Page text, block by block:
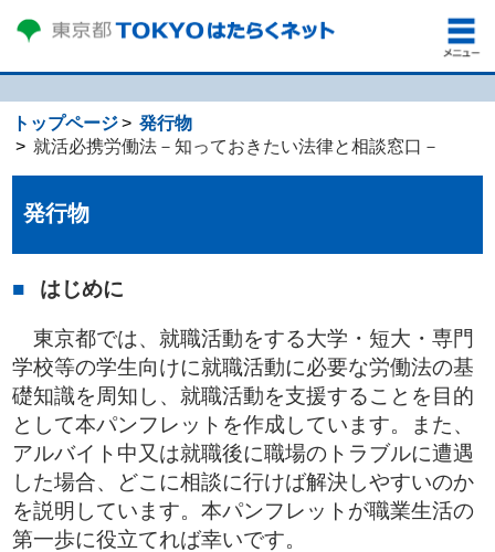
トップページ
発行物
就活必携労働法－知っておきたい法律と相談窓口－
発行物
はじめに
東京都では、就職活動をする大学・短大・専門
学校等の学生向けに就職活動に必要な労働法の基
礎知識を周知し、就職活動を支援することを目的
として本パンフレットを作成しています。また、
アルバイト中又は就職後に職場のトラブルに遭遇
した場合、どこに相談に行けば解決しやすいのか
を説明しています。本パンフレットが職業生活の
第一歩に役立てれば幸いです。